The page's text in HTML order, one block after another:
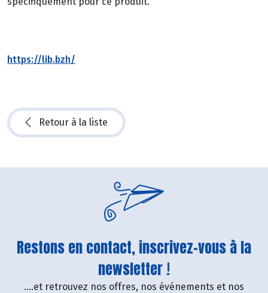
https://lib.bzh/
Retour à la liste
Restons en contact, inscrivez-vous à la
newsletter !
....et retrouvez nos offres, nos événements et nos